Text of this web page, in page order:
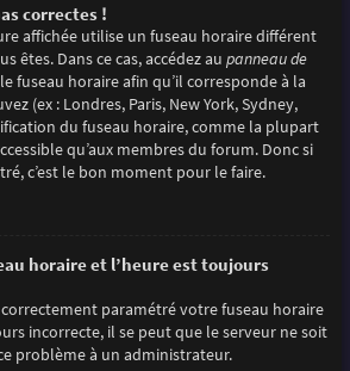
correctes !
affichée utilise un fuseau horaire différent
êtes. Dans ce cas, accédez au panneau de
fuseau horaire afin qu’il corresponde à la
(ex : Londres, Paris, New York, Sydney,
du fuseau horaire, comme la plupart
qu’aux membres du forum. Donc si
c’est le bon moment pour le faire.
horaire et l’heure est toujours
correctement paramétré votre fuseau horaire
incorrecte, il se peut que le serveur ne soit
problème à un administrateur.